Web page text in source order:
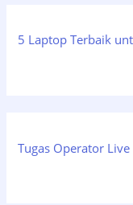
5 Laptop Terbaik
Tugas Operator